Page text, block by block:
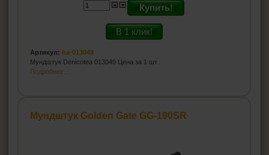
Купить!
В 1 клик!
Артикул: ha-013049
Мундштук Denicotea 013049 Цена за 1 шт
Подробнее...
Мундштук Golden Gate GG-190SR